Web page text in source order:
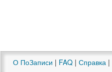
О ПоЗаписи | FAQ | Справка |